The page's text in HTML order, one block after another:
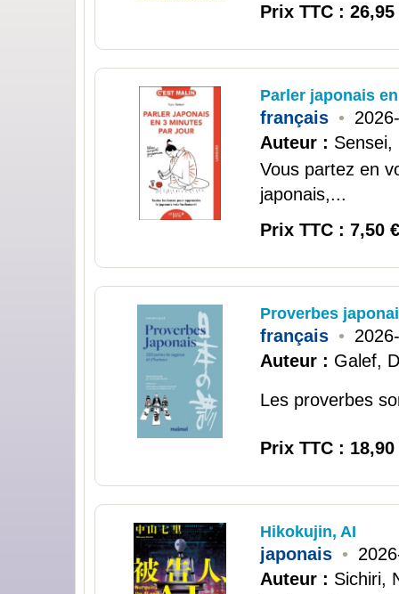
Prix TTC : 26,95
Parler japonais
français •
Auteur : Sensei,
Vous partez en
japonais,...
Prix TTC : 7,50 €
Proverbes
français •
Auteur : Galef,
Les proverbes
Prix TTC : 18,90
Hikokujin, AI
japonais •
Auteur : Sichiri,